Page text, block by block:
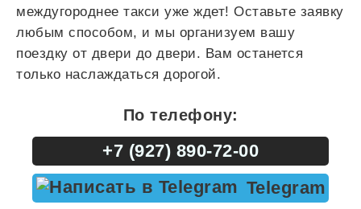
междугороднее такси уже ждет! Оставьте заявку
любым способом, и мы организуем вашу
поездку от двери до двери. Вам останется
только наслаждаться дорогой.
По телефону:
+7 (927) 890-72-00
Telegram